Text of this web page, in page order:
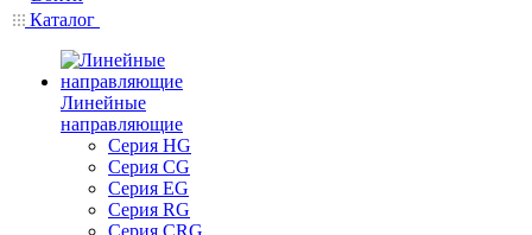
Каталог
Линейные
направляющие
Серия HG
Серия CG
Серия EG
Серия RG
Серия CRG